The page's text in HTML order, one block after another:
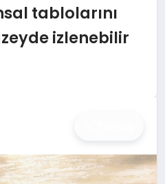
tablolarını
izlenebilir